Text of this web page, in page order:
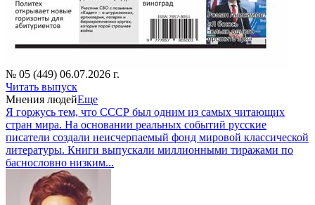
№ 05 (449) 06.07.2026 г.
Читать выпуск
Мнения людейЕще
Я горжусь тем, что СССР был одним из самых читающих
стран мира. На основании реальных событий русские
писатели создали неисчерпаемый фонд мировой классической
литературы. Книги выпускали миллионными тиражами по
баснословно низким...